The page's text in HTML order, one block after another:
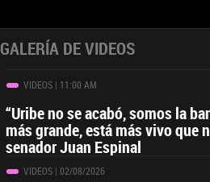
GALERÍA DE VIDEOS
VIDEOS | 11:00 AM
“Uribe no se acabó, somos la
más grande, está más vivo que
senador Juan Espinal
VIDEOS | 02/08/2026